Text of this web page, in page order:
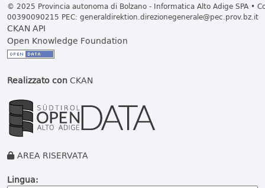
© 2025 Provincia autonoma di Bolzano - Informatica Alto Adige SPA •
00390090215 PEC: generaldirektion.direzionegenerale@pec.prov.bz.it
CKAN API
Open Knowledge Foundation
Realizzato conCKAN
AREA RISERVATA
Lingua